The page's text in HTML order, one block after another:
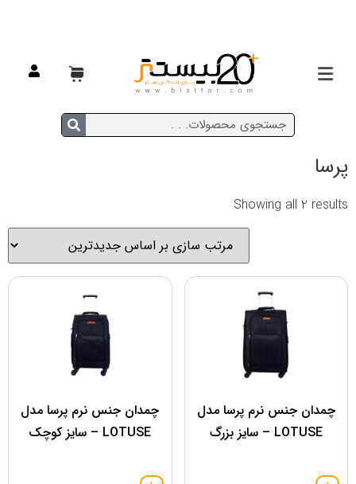
/ محصولات برچسب خورده “پرسا”
پرسا
Showing all 2 results
چمدان جنس نرم پرسا مدل
LOTUSE – سایز بزرگ
چمدان جنس نرم پرسا مدل
LOTUSE – سایز کوچک